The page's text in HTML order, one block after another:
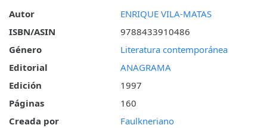
Autor
ENRIQUE VILA-MATAS
ISBN/ASIN
9788433910486
Género
Literatura contemporánea
Editorial
ANAGRAMA
Edición
1997
Páginas
160
Creada por
Faulkneriano